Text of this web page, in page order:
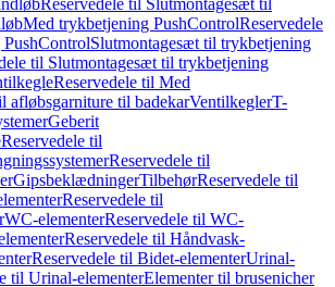
Reservedele til Slutmontagesæt til
Med trykbetjening PushControlReservedele
Slutmontagesæt til trykbetjening
til Slutmontagesæt til trykbetjening
Reservedele til Med
afløbsgarniture til badekarVentilkeglerT-
Geberit
Reservedele til
Reservedele til
GipsbeklædningerTilbehørReservedele til
Reservedele til
WC-elementerReservedele til WC-
Reservedele til Håndvask-
Reservedele til Bidet-elementerUrinal-
til Urinal-elementerElementer til brusenicher